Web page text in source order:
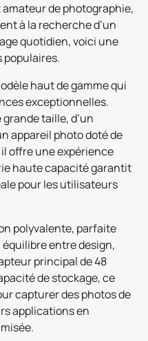
de photographie,
à la recherche d’un
quotidien, voici une
populaires.
haut de gamme qui
exceptionnelles.
grande taille, d’un
appareil photo doté de
offre une expérience
haute capacité garantit
pour les utilisateurs
polyvalente, parfaite
entre design,
principal de 48
de stockage, ce
capturer des photos de
applications en